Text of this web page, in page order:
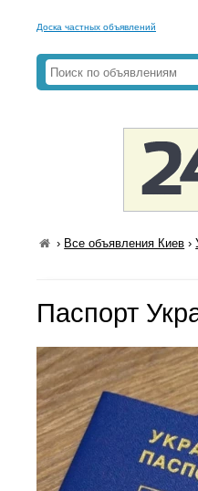
Доска частных объявлений
› Все объявления Киев ›
Паспорт